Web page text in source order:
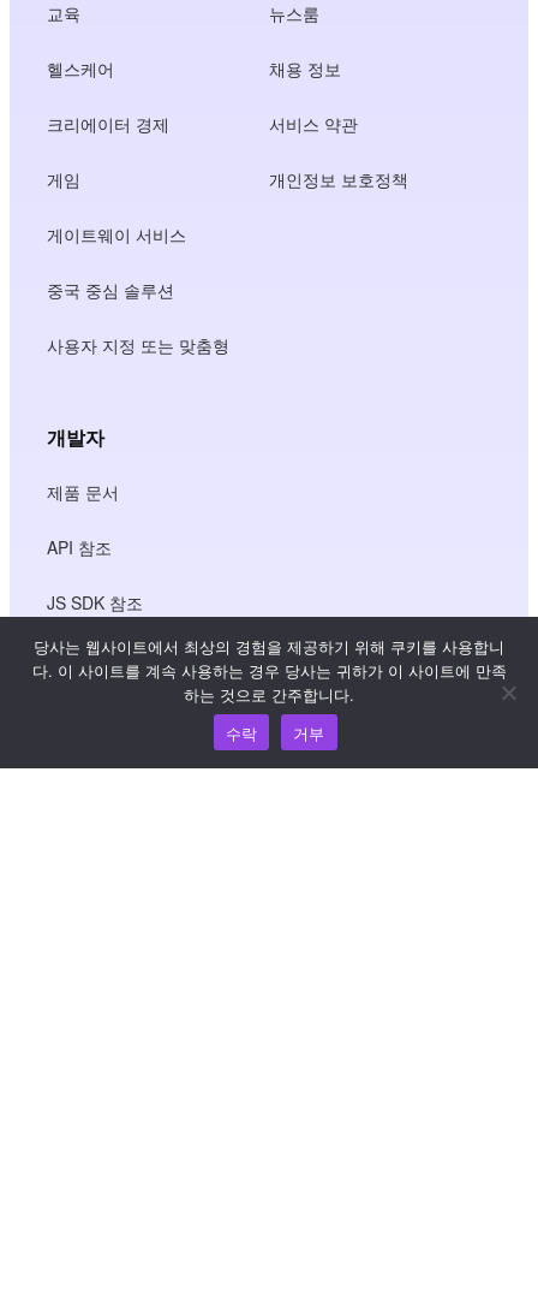
교육
헬스케어
크리에이터 경제
게임
게이트웨이 서비스
중국 중심 솔루션
사용자 지정 또는 맞춤형
뉴스룸
채용 정보
서비스 약관
개인정보 보호정책
개발자
제품 문서
API 참조
JS SDK 참조
당사는 웹사이트에서 최상의 경험을 제공하기 위해 쿠키를 사용합니
다. 이 사이트를 계속 사용하는 경우 당사는 귀하가 이 사이트에 만족
하는 것으로 간주합니다.
수락
거부